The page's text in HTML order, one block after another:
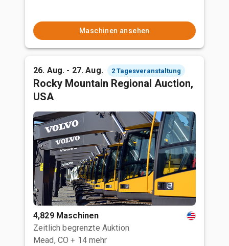
Maschinen ansehen
26. Aug. - 27. Aug. 2 Tagesveranstaltung
Rocky Mountain Regional Auction,
USA
4,829 Maschinen
Zeitlich begrenzte Auktion
Mead, CO + 14 mehr